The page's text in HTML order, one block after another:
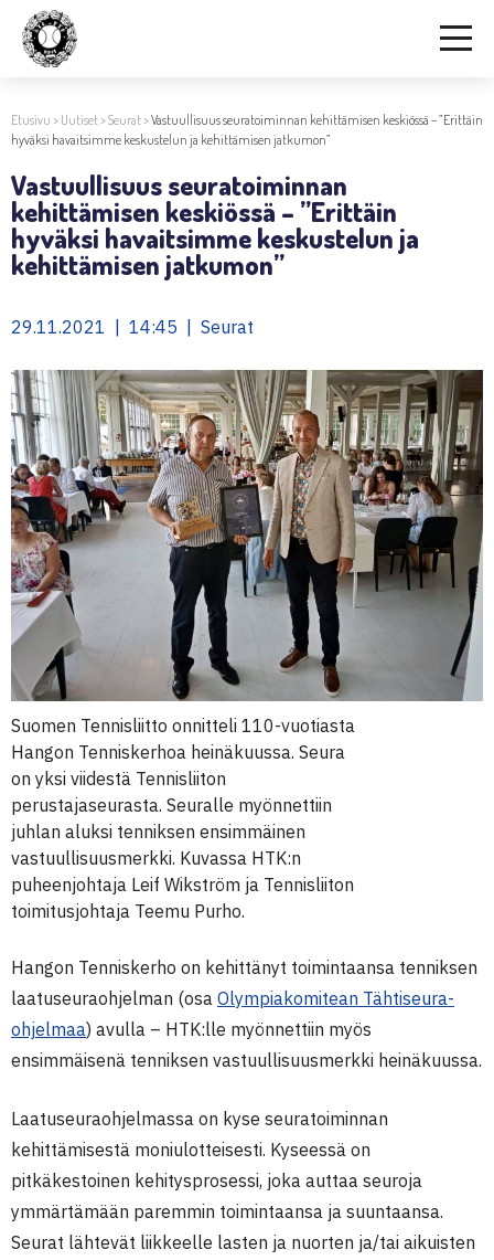
Etusivu > Uutiset>Seurat>Vastuullisuus seuratoiminnan kehittämisen keskiössä – ”Erittäin
hyväksi havaitsimme keskustelun ja kehittämisen jatkumon”
Vastuullisuus seuratoiminnan
kehittämisen keskiössä – ”Erittäin
hyväksi havaitsimme keskustelun ja
kehittämisen jatkumon”
29.11.2021 | 14:45 | Seurat
Suomen Tennisliitto onnitteli 110-vuotiasta
Hangon Tenniskerhoa heinäkuussa. Seura
on yksi viidestä Tennisliiton
perustajaseurasta. Seuralle myönnettiin
juhlan aluksi tenniksen ensimmäinen
vastuullisuusmerkki. Kuvassa HTK:n
puheenjohtaja Leif Wikström ja Tennisliiton
toimitusjohtaja Teemu Purho.
Hangon Tenniskerho on kehittänyt toimintaansa tenniksen
laatuseuraohjelman (osa Olympiakomitean Tähtiseura-
ohjelmaa) avulla – HTK:lle myönnettiin myös
ensimmäisenä tenniksen vastuullisuusmerkki heinäkuussa.
Laatuseuraohjelmassa on kyse seuratoiminnan
kehittämisestä moniulotteisesti. Kyseessä on
pitkäkestoinen kehitysprosessi, joka auttaa seuroja
ymmärtämään paremmin toimintaansa ja suuntaansa.
Seurat lähtevät liikkeelle lasten ja nuorten ja/tai aikuisten